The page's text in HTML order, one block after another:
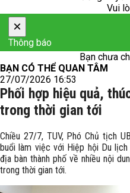
Vui
×
Thông báo
Bạn chưa
BẠN CÓ THỂ QUAN TÂM
27/07/2026 16:53
Phối hợp hiệu quả,
trong thời gian tới
Chiều 27/7, TUV, Phó Chủ tịch
buổi làm việc với Hiệp hội Du
địa bàn thành phố về nhiều nội
trong thời gian tới.